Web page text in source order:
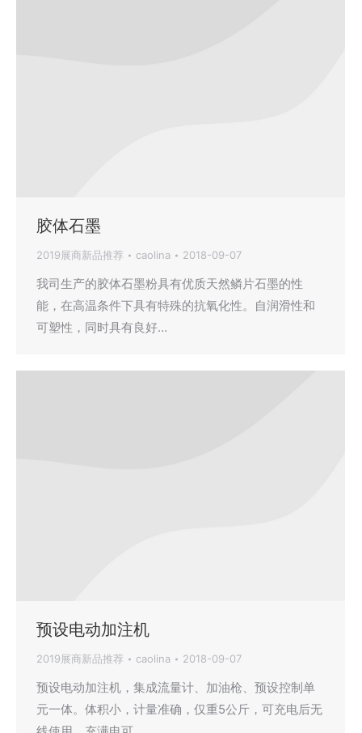
胶体石墨
2019展商新品推荐 caolina 2018-09-07
我司生产的胶体石墨粉具有优质天然鳞片石墨的性
能，在高温条件下具有特殊的抗氧化性。自润滑性和
可塑性，同时具有良好…
预设电动加注机
2019展商新品推荐 caolina 2018-09-07
预设电动加注机，集成流量计、加油枪、预设控制单
元一体。体积小，计量准确，仅重5公斤，可充电后无